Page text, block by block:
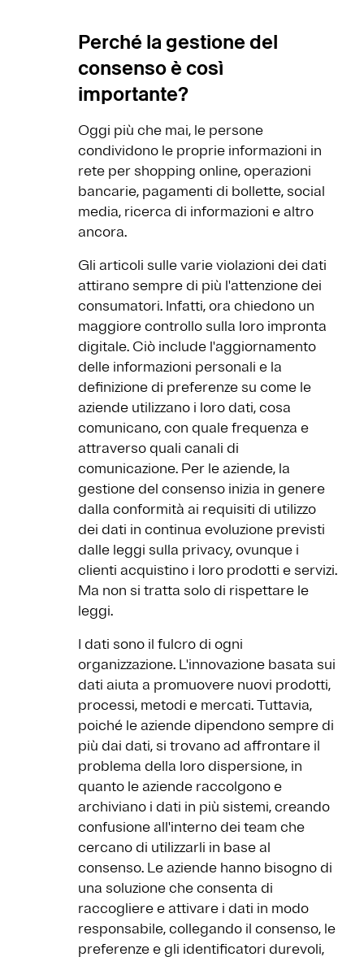
Perché la gestione del
consenso è così
importante?
Oggi più che mai, le persone
condividono le proprie informazioni in
rete per shopping online, operazioni
bancarie, pagamenti di bollette, social
media, ricerca di informazioni e altro
ancora.
Gli articoli sulle varie violazioni dei dati
attirano sempre di più l'attenzione dei
consumatori. Infatti, ora chiedono un
maggiore controllo sulla loro impronta
digitale. Ciò include l'aggiornamento
delle informazioni personali e la
definizione di preferenze su come le
aziende utilizzano i loro dati, cosa
comunicano, con quale frequenza e
attraverso quali canali di
comunicazione. Per le aziende, la
gestione del consenso inizia in genere
dalla conformità ai requisiti di utilizzo
dei dati in continua evoluzione previsti
dalle leggi sulla privacy, ovunque i
clienti acquistino i loro prodotti e servizi.
Ma non si tratta solo di rispettare le
leggi.
I dati sono il fulcro di ogni
organizzazione. L'innovazione basata sui
dati aiuta a promuovere nuovi prodotti,
processi, metodi e mercati. Tuttavia,
poiché le aziende dipendono sempre di
più dai dati, si trovano ad affrontare il
problema della loro dispersione, in
quanto le aziende raccolgono e
archiviano i dati in più sistemi, creando
confusione all'interno dei team che
cercano di utilizzarli in base al
consenso. Le aziende hanno bisogno di
una soluzione che consenta di
raccogliere e attivare i dati in modo
responsabile, collegando il consenso, le
preferenze e gli identificatori durevoli,